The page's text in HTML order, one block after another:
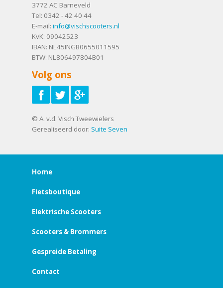
3772 AC Barneveld
Tel: 0342 - 42 40 44
E-mail: info@vischscooters.nl
KvK: 09042523
IBAN: NL45INGB0655011595
BTW: NL806497804B01
Volg ons
© A. v.d. Visch Tweewielers
Gerealiseerd door: Suite Seven
Home
Fietsboutique
Elektrische Scooters
Scooters & Brommers
Gespreide Betaling
Contact